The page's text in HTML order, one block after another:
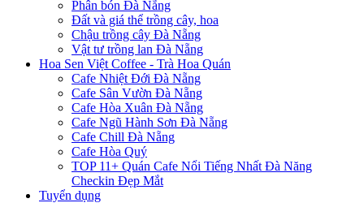
Phân bón Đà Nẵng
Đất và giá thể trồng cây, hoa
Chậu trồng cây Đà Nẵng
Vật tư trồng lan Đà Nẵng
Hoa Sen Việt Coffee - Trà Hoa Quán
Cafe Nhiệt Đới Đà Nẵng
Cafe Sân Vườn Đà Nẵng
Cafe Hòa Xuân Đà Nẵng
Cafe Ngũ Hành Sơn Đà Nẵng
Cafe Chill Đà Nẵng
Cafe Hòa Quý
TOP 11+ Quán Cafe Nổi Tiếng Nhất Đà Năng
Checkin Đẹp Mắt
Tuyển dụng